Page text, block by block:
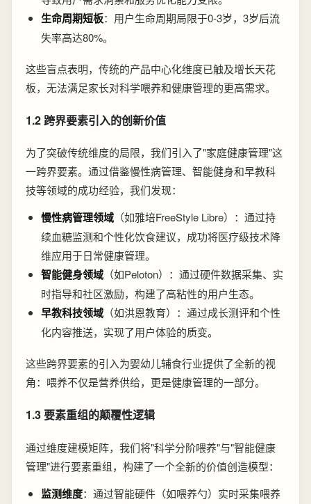
生命周期短板：用户生命周期局限于0-3岁，3岁后流
失率高达80%。
这些盲点表明，传统的产品中心化维度已触及增长天花
板，无法满足家长对科学喂养和健康管理的更高需求。
1.2 跨界要素引入的创新价值
为了突破传统维度的局限，我们引入了"家庭健康管理"这
一跨界要素。通过借鉴慢性病管理、智能健身和早教科
技等领域的成功经验，我们发现：
慢性病管理领域 （如雅培FreeStyle Libre）：通过持
续血糖监测和个性化饮食建议，成功将医疗级技术降
维应用于日常健康管理。
智能健身领域 （如Peloton）：通过硬件数据采集、实
时指导和社区激励，构建了高粘性的用户生态。
早教科技领域 （如洪恩教育）：通过成长测评和个性
化内容推送，实现了用户体验的质变。
这些跨界要素的引入为婴幼儿辅食行业提供了全新的视
角：喂养不仅是营养供给，更是健康管理的一部分。
1.3 要素重组的颠覆性逻辑
通过维度建模矩阵，我们将"科学分阶喂养"与"智能健康
管理"进行要素重组，构建了一个全新的价值创造模型：
监测维度：通过智能硬件（如喂养勺）实时采集喂养